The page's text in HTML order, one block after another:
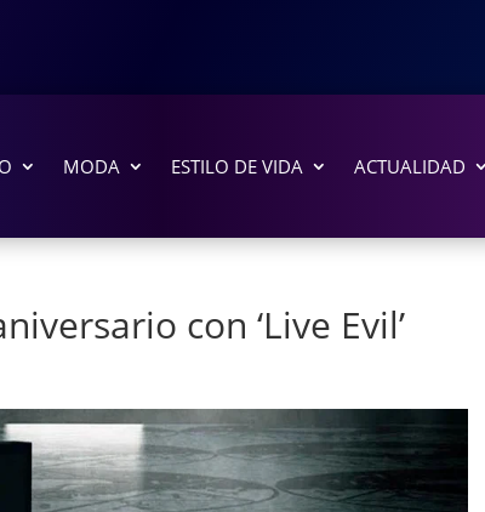
MODA ESTILO DE VIDA ACTUALIDAD
con ‘Live Evil’